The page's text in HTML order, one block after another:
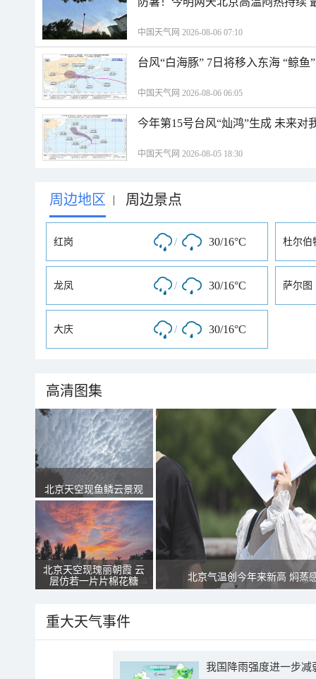
中国天气网 2026-08-06 07:10
台风“白海豚” 7日将移入东海 “鲸
中国天气网 2026-08-06 06:05
今年第15号台风“灿鸿”生成 未来对
中国天气网 2026-08-05 18:30
周边地区 | 周边景点
红岗 / 30/16°C 杜尔伯
龙凤 / 30/16°C 萨尔图
大庆 / 30/16°C
高清图集
北京天空现鱼鳞云景观
北京天空现瑰丽朝霞 云
层仿若一片片棉花糖
北京气温创今年来新高 焖蒸
重大天气事件